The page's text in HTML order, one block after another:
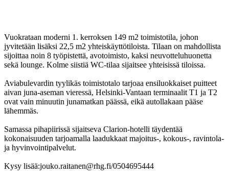
Vuokrataan moderni 1. kerroksen 149 m2 toimistotila, johon
jyvitetään lisäksi 22,5 m2 yhteiskäyttötiloista. Tilaan on mahdollista
sijoittaa noin 8 työpistettä, avotoimisto, kaksi neuvotteluhuonetta
sekä lounge. Kolme siistiä WC-tilaa sijaitsee yhteisissä tiloissa.
Aviabulevardin tyylikäs toimistotalo tarjoaa ensiluokkaiset puitteet
aivan juna-aseman vieressä, Helsinki-Vantaan terminaalit T1 ja T2
ovat vain minuutin junamatkan päässä, eikä autollakaan pääse
lähemmäs.
Samassa pihapiirissä sijaitseva Clarion-hotelli täydentää
kokonaisuuden tarjoamalla laadukkaat majoitus-, kokous-, ravintola-
ja hyvinvointipalvelut.
Kysy lisää:jouko.raitanen@rhg.fi/0504695444